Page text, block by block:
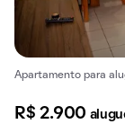
Apartamento para
R$ 2.900